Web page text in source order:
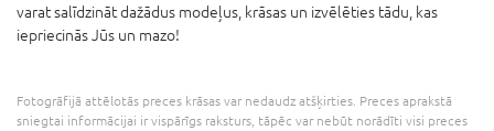
varat salīdzināt dažādus modeļus, krāsas un izvēlēties tādu, kas
iepriecinās Jūs un mazo!
Fotogrāfijā attēlotās preces krāsas var nedaudz atšķirties. Preces aprakstā
sniegtai informācijai ir vispārīgs raksturs, tāpēc var nebūt norādīti visi preces